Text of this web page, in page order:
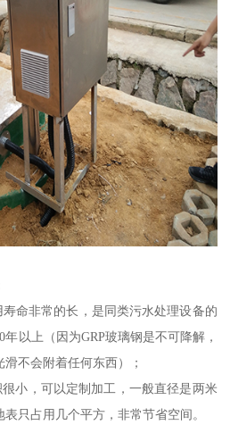
命非常的长，是同类污水处理设备的
以上（因为GRP玻璃钢是不可降解，
不会附着任何东西）；
小，可以定制加工，一般直径是两米
只占用几个平方，非常节省空间。